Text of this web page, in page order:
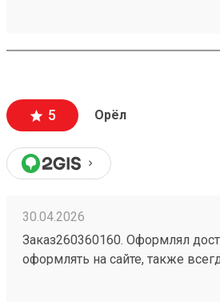
5 Орёл
30.04.2026
Заказ260360160. Оформлял
оформлять на сайте, также